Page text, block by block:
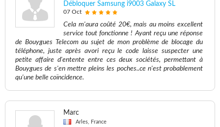
Débloquer Samsung i9003 Galaxy SL
07 Oct
Cela m'aura coûté 20€, mais au moins excellent
service tout fonctionne ! Ayant reçu une réponse
de Bouygues Telecom au sujet de mon problème de blocage du
téléphone, juste après avori reçu le code laisse suspecter une
petite affaire d'entente entre ces deux sociétés, permettant à
Bouygues de s'en mettre pleins les poches..ce n'est probablement
qu'une belle coïncidence.
Marc
Arles, France